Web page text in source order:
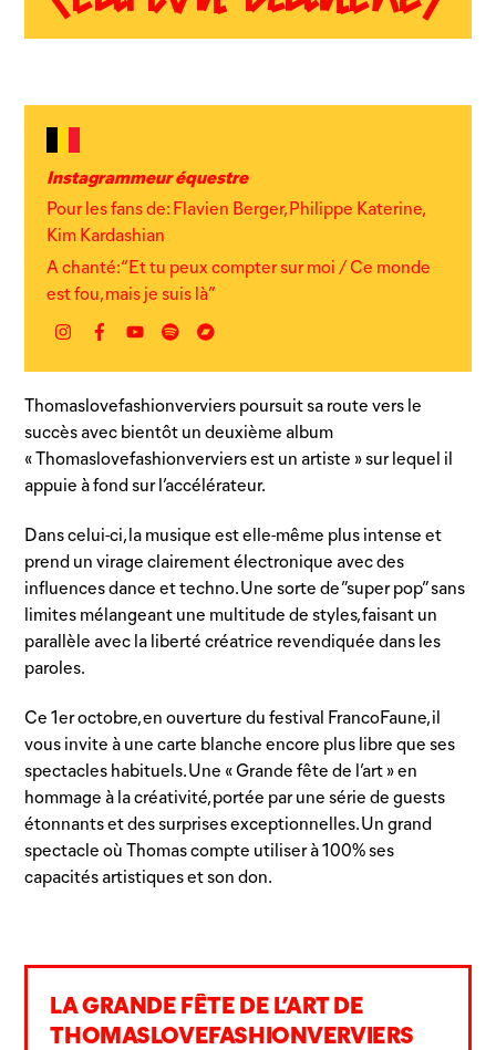
Instagrammeur équestre
Pour les fans de: Flavien Berger, Philippe Katerine,
Kim Kardashian
A chanté: “Et tu peux compter sur moi / Ce monde
est fou, mais je suis là”
Instagram
FacebookYouTubeSpotifyBandcamp
Thomaslovefashionverviers poursuit sa route vers le
succès avec bientôt un deuxième album
« Thomaslovefashionverviers est un artiste » sur lequel il
appuie à fond sur l’accélérateur.
Dans celui-ci, la musique est elle-même plus intense et
prend un virage clairement électronique avec des
influences dance et techno. Une sorte de ”super pop” sans
limites mélangeant une multitude de styles, faisant un
parallèle avec la liberté créatrice revendiquée dans les
paroles.
Ce 1er octobre, en ouverture du festival FrancoFaune, il
vous invite à une carte blanche encore plus libre que ses
spectacles habituels. Une « Grande fête de l’art » en
hommage à la créativité, portée par une série de guests
étonnants et des surprises exceptionnelles. Un grand
spectacle où Thomas compte utiliser à 100% ses
capacités artistiques et son don.
LA GRANDE FÊTE DE L’ART DE
THOMASLOVEFASHIONVERVIERS